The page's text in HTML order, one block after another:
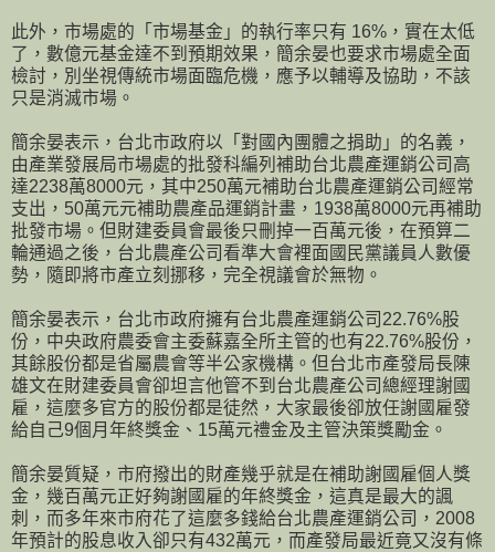
此外，市場處的「市場基金」的執行率只有 16%，實在太低
了，數億元基金達不到預期效果，簡余晏也要求市場處全面
檢討，別坐視傳統市場面臨危機，應予以輔導及協助，不該
只是消滅市場。
簡余晏表示，台北市政府以「對國內團體之捐助」的名義，
由產業發展局市場處的批發科編列補助台北農產運銷公司高
達2238萬8000元，其中250萬元補助台北農產運銷公司經常
支出，50萬元元補助農產品運銷計畫，1938萬8000元再補助
批發市場。但財建委員會最後只刪掉一百萬元後，在預算二
輪通過之後，台北農產公司看準大會裡面國民黨議員人數優
勢，隨即將市產立刻挪移，完全視議會於無物。
簡余晏表示，台北市政府擁有台北農產運銷公司22.76%股
份，中央政府農委會主委蘇嘉全所主管的也有22.76%股份，
其餘股份都是省屬農會等半公家機構。但台北市產發局長陳
雄文在財建委員會卻坦言他管不到台北農產公司總經理謝國
雇，這麼多官方的股份都是徒然，大家最後卻放任謝國雇發
給自己9個月年終獎金、15萬元禮金及主管決策獎勵金。
簡余晏質疑，市府撥出的財產幾乎就是在補助謝國雇個人獎
金，幾百萬元正好夠謝國雇的年終獎金，這真是最大的諷
刺，而多年來市府花了這麼多錢給台北農產運銷公司，2008
年預計的股息收入卻只有432萬元，而產發局最近竟又沒有條